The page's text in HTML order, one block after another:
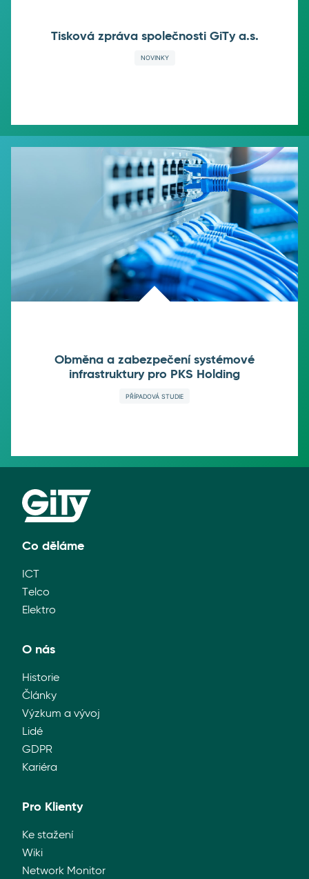
Tisková zpráva společnosti GiTy a.s.
NOVINKY
Obměna a zabezpečení systémové
infrastruktury pro PKS Holding
PŘÍPADOVÁ STUDIE
Co děláme
ICT
Telco
Elektro
O nás
Historie
Články
Výzkum a vývoj
Lidé
GDPR
Kariéra
Pro Klienty
Ke stažení
Wiki
Network Monitor